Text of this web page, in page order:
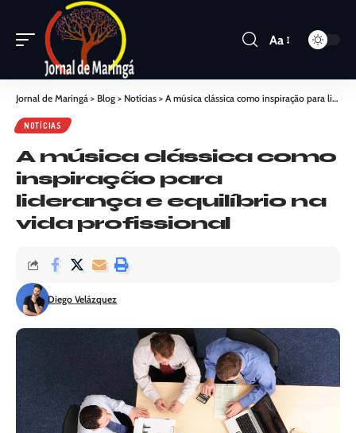
Aa
Jornal de Maringá > Blog > Notícias > A música clássica como inspiração para liderança e equilíbrio na vida profissional
NOTÍCIAS
A música clássica como
inspiração para
liderança e equilíbrio na
vida profissional
Diego Velázquez